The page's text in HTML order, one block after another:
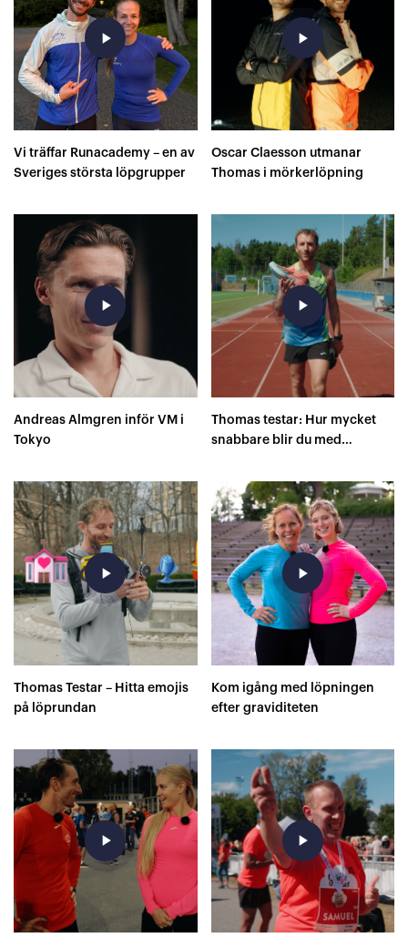
play_arrow
Vi träffar Runacademy – en av
Sveriges största löpgrupper
play_arrow
Oscar Claesson utmanar
Thomas i mörkerlöpning
play_arrow
Andreas Almgren inför VM i
Tokyo
play_arrow
Thomas testar: Hur mycket
snabbare blir du med
play_arrow
Thomas Testar – Hitta emojis
på löprundan
play_arrow
Kom igång med löpningen
efter graviditeten
play_arrow play_arrow